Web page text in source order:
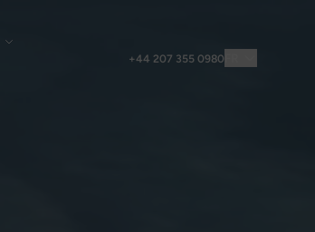
+44 207 355 0980